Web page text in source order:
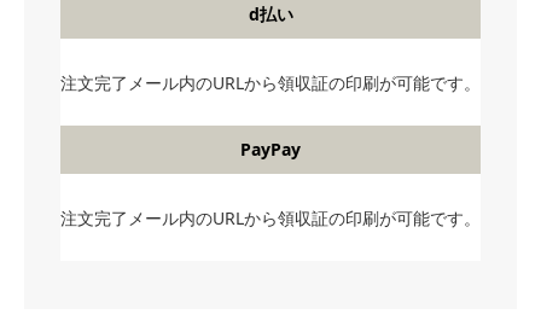
d払い
注文完了メール内のURLから領収証の印刷が可能です。
PayPay
注文完了メール内のURLから領収証の印刷が可能です。